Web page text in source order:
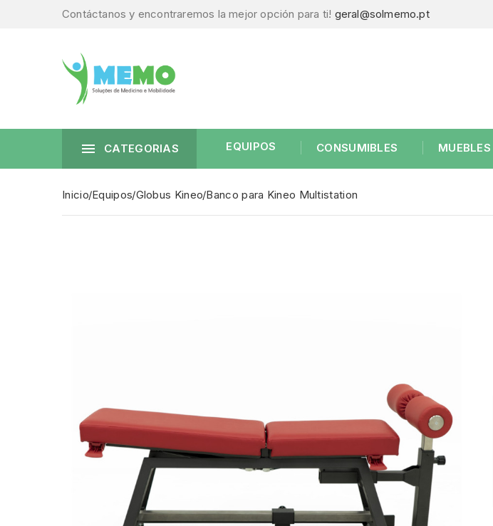
Contáctanos y encontraremos la mejor opción para ti! geral@solmemo.pt
 CATEGORIAS EQUIPOS CONSUMIBLES MUEBLES
Inicio Equipos Globus Kineo Banco para Kineo Multistation